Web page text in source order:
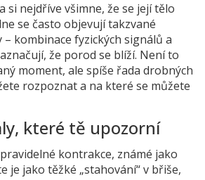
si nejdříve všimne, že se její tělo
se často objevují takzvané
kombinace fyzických signálů a
že porod se blíží. Není to
moment, ale spíše řada drobných
rozpoznat a na které se můžete
které tě upozorní
kontrakce, známé jako
je jako těžké „stahování“ v břiše,